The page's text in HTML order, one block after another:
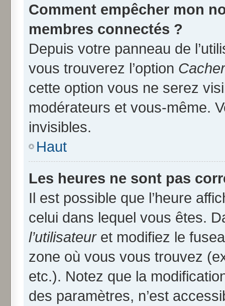
Comment empêcher mon
membres connectés ?
Depuis votre panneau de
vous trouverez l’option
cette option vous ne serez
modérateurs et vous-même.
invisibles.
Haut
Les heures ne sont pas
Il est possible que l’heure
celui dans lequel vous êtes.
l’utilisateuret modifiez le
zone où vous vous trouvez
etc.). Notez que la
des paramètres, n’est